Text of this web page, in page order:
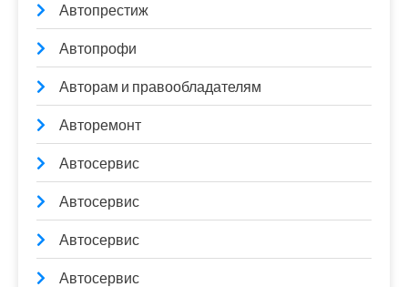
Автопрестиж
Автопрофи
Авторам и правообладателям
Авторемонт
Автосервис
Автосервис
Автосервис
Автосервис